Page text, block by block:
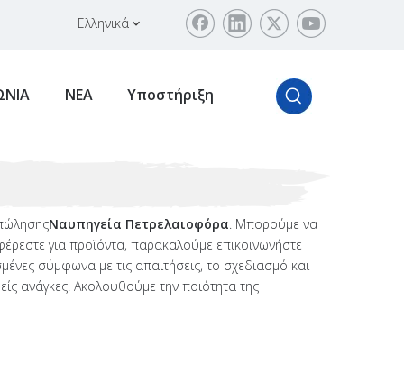
Ελληνικά
ΝΕΑ Υποστήριξη
Ναυπηγεία Πετρελαιοφόρα. Μπορούμε να
για προϊόντα, παρακαλούμε επικοινωνήστε
σύμφωνα με τις απαιτήσεις, το σχεδιασμό και
ανάγκες. Ακολουθούμε την ποιότητα της